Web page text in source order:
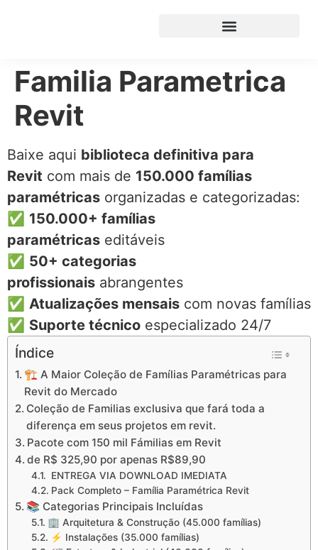
Familia Parametrica
Revit
Baixe aqui biblioteca definitiva para
Revit com mais de 150.000 famílias
paramétricas organizadas e categorizadas:
✅ 150.000+ famílias
paramétricas editáveis
✅ 50+ categorias
profissionais abrangentes
✅ Atualizações mensais com novas famílias
✅ Suporte técnico especializado 24/7
Índice
🏗️ A Maior Coleção de Famílias Paramétricas para
Revit do Mercado
Coleção de Familias exclusiva que fará toda a
diferença em seus projetos em revit.
Pacote com 150 mil Fámilias em Revit
de R$ 325,90 por apenas R$89,90
ENTREGA VIA DOWNLOAD IMEDIATA
Pack Completo – Família Paramétrica Revit
📚 Categorias Principais Incluídas
🏢 Arquitetura & Construção (45.000 famílias)
⚡ Instalações (35.000 famílias)